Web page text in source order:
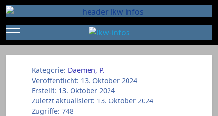
Mobile Menu Toggle
Kategorie: Daemen, P.
Veröffentlicht: 13. Oktober 2024
Erstellt: 13. Oktober 2024
Zuletzt aktualisiert: 13. Oktober 2024
Zugriffe: 748